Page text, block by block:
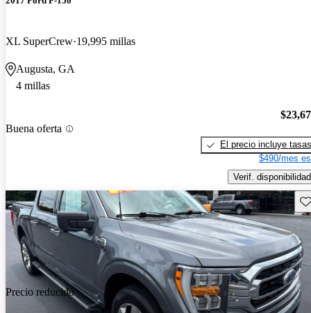
XL SuperCrew 19,995 millas
Augusta, GA
4 millas
Buena oferta
El precio incluye tasas
$490/mes
Verif. disponibilidad
Precio reducido